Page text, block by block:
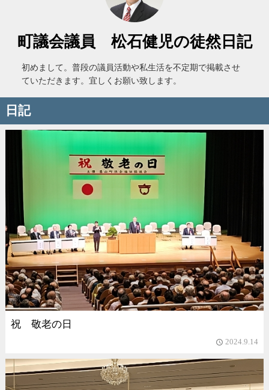
町議会議員 松石健児の徒然日記
初めまして。普段の議員活動や私生活を不定期で掲載させ
ていただきます。宜しくお願い致します。
日記
祝 敬老の日
access_time 2024.9.14